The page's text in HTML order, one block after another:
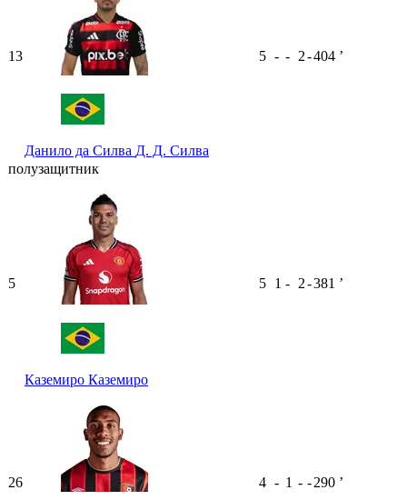
13
Данило да Силва Д. Д. Силва
5 - - 2-404 ʼ
полузащитник
5
Каземиро Каземиро
5 1 - 2-381 ʼ
26 4 - 1 - -290 ʼ